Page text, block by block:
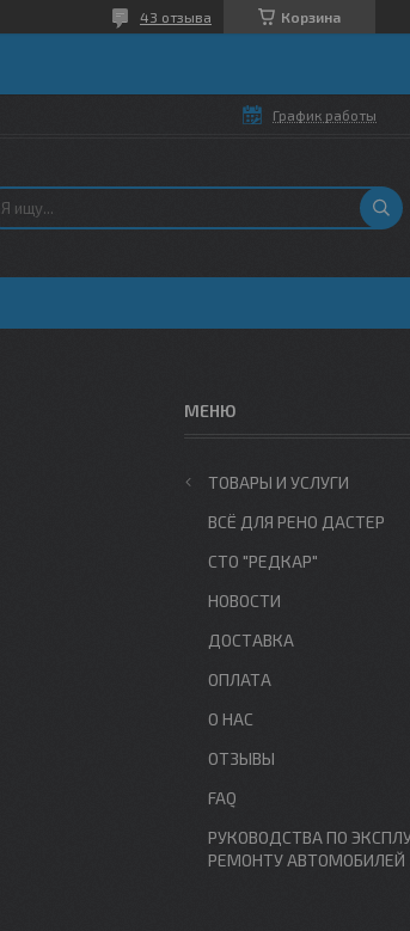
Корзина
43 отзыва
График работы
ТОВАРЫ И УСЛУГИ
ВСЁ ДЛЯ РЕНО ДАСТЕР
СТО "РЕДКАР"
НОВОСТИ
ДОСТАВКА
ОПЛАТА
О НАС
ОТЗЫВЫ
FAQ
РУКОВОДСТВА ПО
РЕМОНТУ АВТОМОБИЛЕЙ